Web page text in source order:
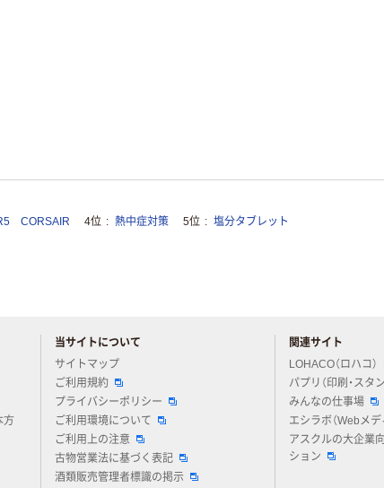
CORSAIR 4位 熱中症対策 5位 塩分タブレット
方
当サイトについて
サイトマップ
ご利用規約
プライバシーポリシー
ご利用環境について
ご利用上の注意
古物営業法に基づく表記
酒類販売管理者標識の掲示
関連サイト
LOHACO（ロハコ）
パプリ（印刷・スタン
みんなの仕事場
エシラボ（Webメデ
アスクルの大企業
ション